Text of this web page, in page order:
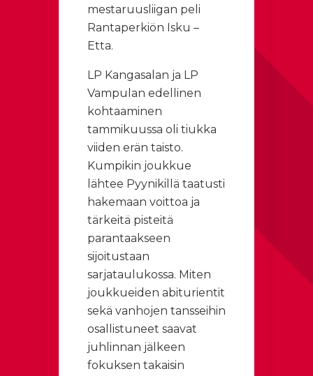
mestaruusliigan peli
Rantaperkiön Isku –
Etta.
LP Kangasalan ja LP
Vampulan edellinen
kohtaaminen
tammikuussa oli tiukka
viiden erän taisto.
Kumpikin joukkue
lähtee Pyynikillä taatusti
hakemaan voittoa ja
tärkeitä pisteitä
parantaakseen
sijoitustaan
sarjataulukossa. Miten
joukkueiden abiturientit
sekä vanhojen tansseihin
osallistuneet saavat
juhlinnan jälkeen
fokuksen takaisin